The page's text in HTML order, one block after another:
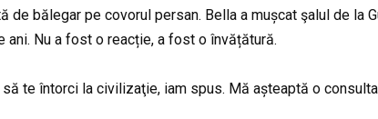
bălegar pe covorul persan. Bella a mușcat şalul de la
Nu a fost o reacție, a fost o învățătură.
te întorci la civilizaţie, iam spus. Mă așteaptă o